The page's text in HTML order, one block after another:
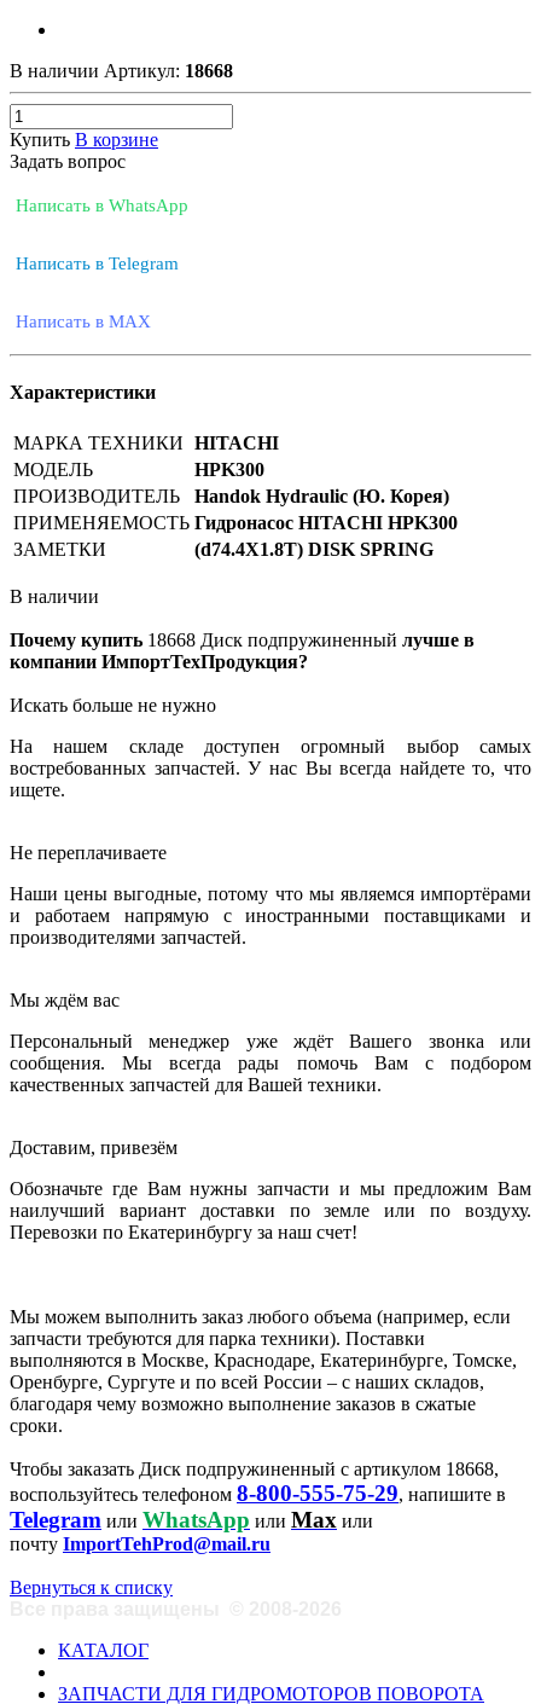
В наличии Артикул: 18668
Купить В корзине
Задать вопрос
Написать в WhatsApp
Написать в Telegram
Написать в MAX
Характеристики
МАРКА ТЕХНИКИ HITACHI
МОДЕЛЬ
HPK300
ПРОИЗВОДИТЕЛЬ
Handok Hydraulic (Ю. Корея)
ПРИМЕНЯЕМОСТЬ Гидронасос HITACHI HPK300
ЗАМЕТКИ
(d74.4X1.8T) DISK SPRING
В наличии
Почему купить 18668 Диск подпружиненный лучше в
компании ИмпортТехПродукция?
Искать больше не нужно
На нашем складе доступен огромный выбор самых
востребованных запчастей. У нас Вы всегда найдете то, что
ищете.
Не переплачиваете
Наши цены выгодные, потому что мы являемся импортёрами
и работаем напрямую с иностранными поставщиками и
производителями запчастей.
Мы ждём вас
Персональный менеджер уже ждёт Вашего звонка или
сообщения. Мы всегда рады помочь Вам с подбором
качественных запчастей для Вашей техники.
Доставим, привезём
Обозначьте где Вам нужны запчасти и мы предложим Вам
наилучший вариант доставки по земле или по воздуху.
Перевозки по Екатеринбургу за наш счет!
Мы можем выполнить заказ любого объема (например, если
запчасти требуются для парка техники). Поставки
выполняются в Москве, Краснодаре, Екатеринбурге, Томске,
Оренбурге, Сургуте и по всей России – с наших складов,
благодаря чему возможно выполнение заказов в сжатые
сроки.
Чтобы заказать Диск подпружиненный с артикулом 18668,
воспользуйтесь телефоном 8-800-555-75-29, напишите в
Telegram или WhatsApp или Max или
почту ImportTehProd@mail.ru
Вернуться к списку
КАТАЛОГ
ЗАПЧАСТИ ДЛЯ ГИДРОМОТОРОВ ПОВОРОТА